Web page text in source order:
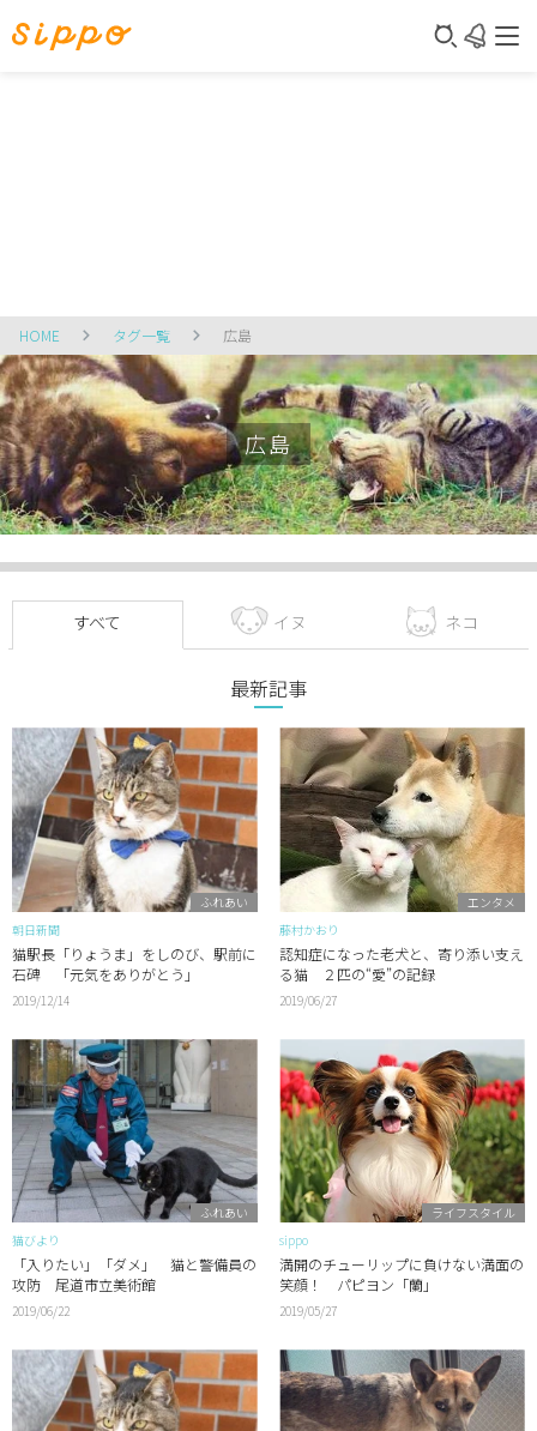
HOME タグ一覧 広島
広島
すべて イヌ ネコ
最新記事
ふれあい
朝日新聞
猫駅長「りょうま」をしのび、駅前に
石碑 「元気をありがとう」
2019/12/14
エンタメ
藤村かおり
認知症になった老犬と、寄り添い支え
る猫 ２匹の“愛”の記録
2019/06/27
ふれあい
猫びより
「入りたい」「ダメ」 猫と警備員の
攻防 尾道市立美術館
2019/06/22
ライフスタイル
sippo
満開のチューリップに負けない満面の
笑顔！ パピヨン「蘭」
2019/05/27